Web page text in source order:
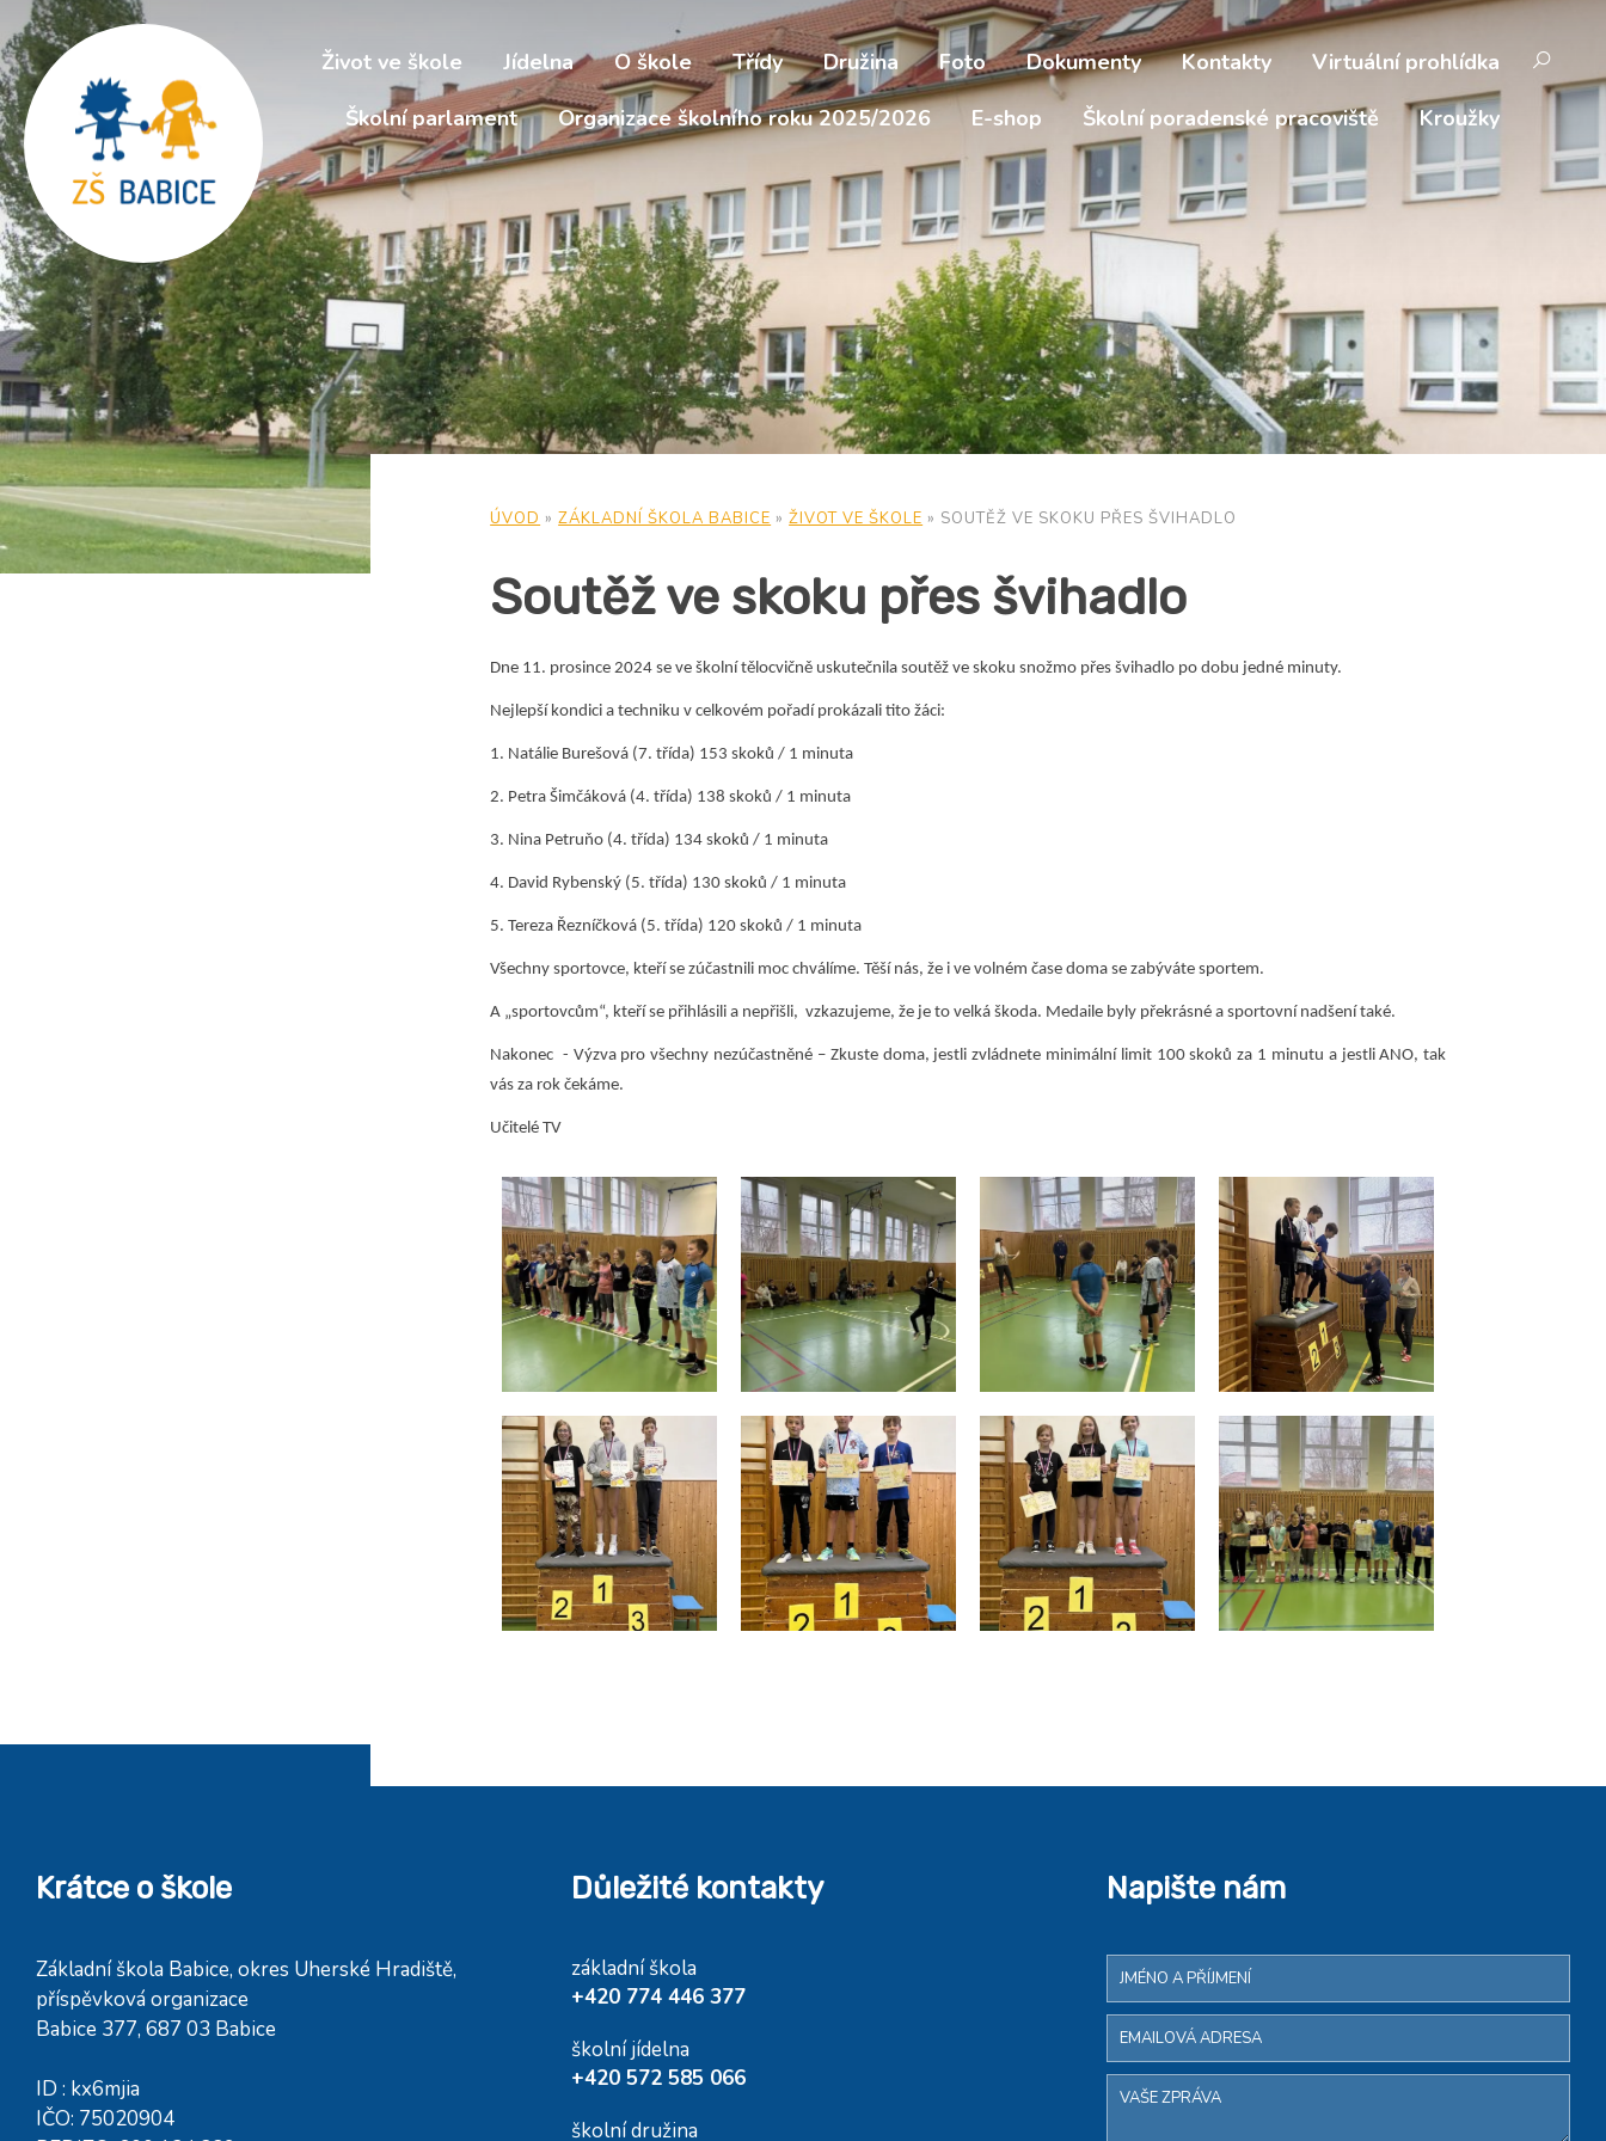
Život ve škole Jídelna O škole Třídy Družina Foto Dokumenty Kontakty
Virtuální prohlídka
Školní parlament
Organizace školního roku 2025/2026 E-shop Školní poradenské pracoviště Kroužky
ÚVOD » ZÁKLADNÍ ŠKOLA BABICE » ŽIVOT VE ŠKOLE » SOUTĚŽ VE SKOKU PŘES ŠVIHADLO
Soutěž ve skoku přes švihadlo
Dne 11. prosince 2024 se ve školní tělocvičně uskutečnila soutěž ve skoku snožmo přes švihadlo po dobu jedné minuty.
Nejlepší kondici a techniku v celkovém pořadí prokázali tito žáci:
1. Natálie Burešová (7. třída) 153 skoků / 1 minuta
2. Petra Šimčáková (4. třída) 138 skoků / 1 minuta
3. Nina Petruňo (4. třída) 134 skoků / 1 minuta
4. David Rybenský (5. třída) 130 skoků / 1 minuta
5. Tereza Řezníčková (5. třída) 120 skoků / 1 minuta
Všechny sportovce, kteří se zúčastnili moc chválíme. Těší nás, že i ve volném čase doma se zabýváte sportem.
A „sportovcům“, kteří se přihlásili a nepřišli, vzkazujeme, že je to velká škoda. Medaile byly překrásné a sportovní nadšení také.
Nakonec - Výzva pro všechny nezúčastněné – Zkuste doma, jestli zvládnete minimální limit 100 skoků za 1 minutu a jestli ANO, tak
vás za rok čekáme.
Učitelé TV
Krátce o škole
Základní škola Babice, okres Uherské Hradiště,
příspěvková organizace
Babice 377, 687 03 Babice
ID : kx6mjia
IČO: 75020904
Důležité kontakty
základní škola
+420 774 446 377
školní jídelna
+420 572 585 066
školní družina
Napište nám